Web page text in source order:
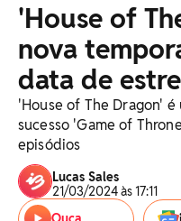
'House of
nova
data de
'House of The Dragon'
sucesso 'Game of
episódios
Lucas Sales
21/03/2024 às 17:11